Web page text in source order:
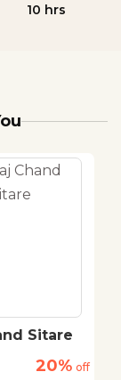
10 hrs
Sitare
20% off